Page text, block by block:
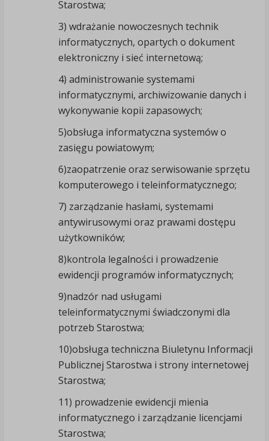
Starostwa;
3) wdrażanie nowoczesnych technik
informatycznych, opartych o dokument
elektroniczny i sieć internetową;
4) administrowanie systemami
informatycznymi, archiwizowanie danych i
wykonywanie kopii zapasowych;
5)obsługa informatyczna systemów o
zasięgu powiatowym;
6)zaopatrzenie oraz serwisowanie sprzętu
komputerowego i teleinformatycznego;
7) zarządzanie hasłami, systemami
antywirusowymi oraz prawami dostępu
użytkowników;
8)kontrola legalności i prowadzenie
ewidencji programów informatycznych;
9)nadzór nad usługami
teleinformatycznymi świadczonymi dla
potrzeb Starostwa;
10)obsługa techniczna Biuletynu Informacji
Publicznej Starostwa i strony internetowej
Starostwa;
11) prowadzenie ewidencji mienia
informatycznego i zarządzanie licencjami
Starostwa;